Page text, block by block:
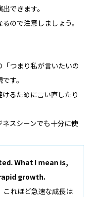
できます。
ので注意しましょう。
つまり私が言いたいの
す。
るために言い直したり
スシーンでも十分に使
What I mean is,
growth.
これほど急速な成長は